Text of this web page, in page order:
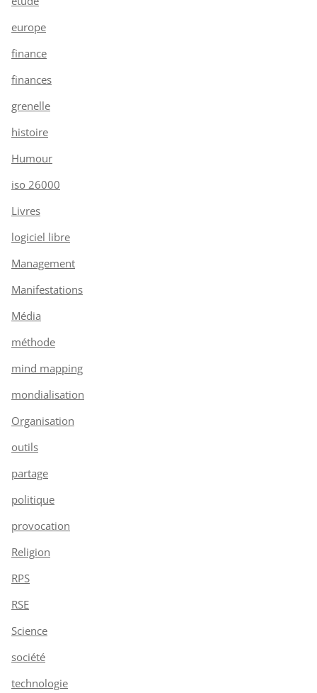
europe
finance
finances
grenelle
histoire
Humour
iso 26000
Livres
logiciel libre
Management
Manifestations
Média
méthode
mind mapping
mondialisation
Organisation
outils
partage
politique
provocation
Religion
RPS
RSE
Science
société
technologie